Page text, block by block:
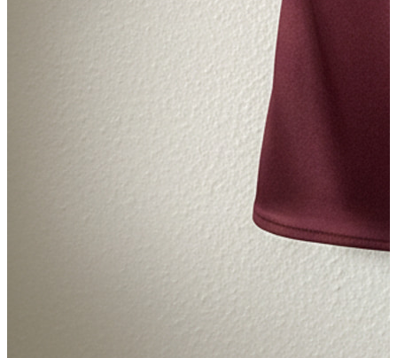
Produktfoto mangler